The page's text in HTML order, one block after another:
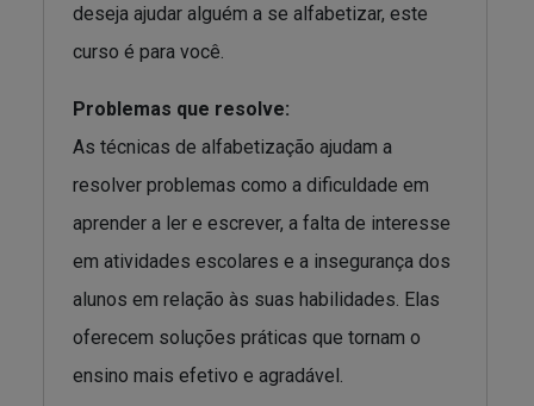
deseja ajudar alguém a se alfabetizar, este
curso é para você.
Problemas que resolve:
As técnicas de alfabetização ajudam a
resolver problemas como a dificuldade em
aprender a ler e escrever, a falta de interesse
em atividades escolares e a insegurança dos
alunos em relação às suas habilidades. Elas
oferecem soluções práticas que tornam o
ensino mais efetivo e agradável.